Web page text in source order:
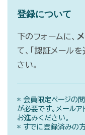
登録について
下のフォームに、
て、「認証メール
さい。
* 会員限定ページの閲
が必要です。メール
お進みください。
* すでに登録済みの